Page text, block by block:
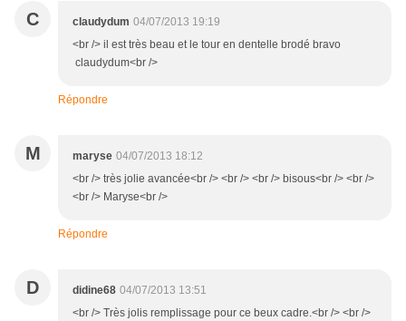
C claudydum 04/07/2013 19:19
<br /> il est très beau et le tour en dentelle brodé bravo
claudydum<br />
Répondre
M maryse 04/07/2013 18:12
<br /> très jolie avancée<br /> <br /> <br /> bisous<br /> <br />
<br /> Maryse<br />
Répondre
D didine68 04/07/2013 13:51
<br /> Très jolis remplissage pour ce beux cadre.<br /> <br />